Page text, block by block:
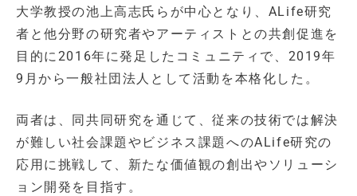
大学教授の池上高志氏らが中心となり、ALife研究
者と他分野の研究者やアーティストとの共創促進を
目的に2016年に発足したコミュニティで、2019年
9月から一般社団法人として活動を本格化した。
両者は、同共同研究を通じて、従来の技術では解決
が難しい社会課題やビジネス課題へのALife研究の
応用に挑戦して、新たな価値観の創出やソリューシ
ョン開発を目指す。